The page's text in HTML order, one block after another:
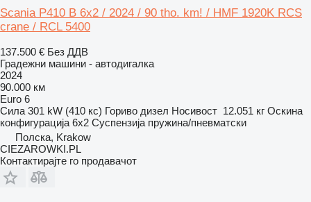
Scania P410 B 6x2 / 2024 / 90 tho. km! / HMF 1920K RCS
crane / RCL 5400
137.500 € Без ДДВ
Градежни машини - автодигалка
2024
90.000 км
Euro 6
Сила 301 kW (410 кс) Гориво дизел Носивост 12.051 кг Оскина
конфигурација 6x2 Суспензија пружина/пневматски
Полска, Krakow
CIEZAROWKI.PL
Контактирајте го продавачот